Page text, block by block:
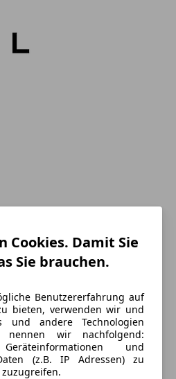
Cookies. Damit Sie
Sie brauchen.
Benutzererfahrung auf
bieten, verwenden wir und
und andere Technologien
nennen wir nachfolgend:
und
(z.B. IP Adressen) zu